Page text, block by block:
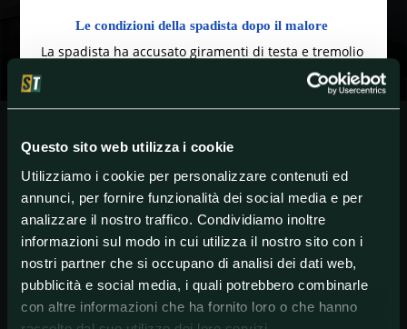
Questo sito web utilizza i cookie
Utilizziamo i cookie per personalizzare contenuti ed
annunci, per fornire funzionalità dei social media e per
analizzare il nostro traffico. Condividiamo inoltre
informazioni sul modo in cui utilizza il nostro sito con i
nostri partner che si occupano di analisi dei dati web,
pubblicità e social media, i quali potrebbero combinarle
con altre informazioni che ha fornito loro o che hanno
Le condizioni della spadista dopo il malore
La spadista ha accusato giramenti di testa e tremolio
alle gambe, ma non si è arresa. È intervenuto lo staff
medico per farla riprendere, ha scelto di portare a
termine la gara poi persa 15-11 e subito dopo è stata
della sua nazionale e domani sarà operata.
#OlimpiadidiParigi2024